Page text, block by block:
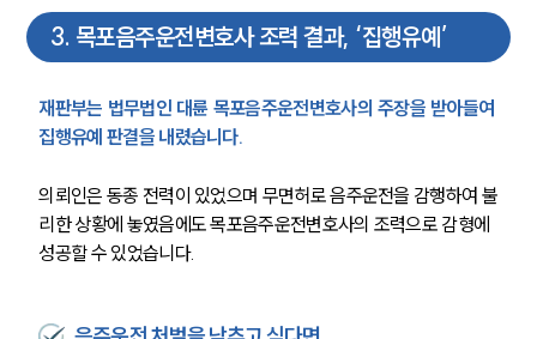
3. 목포음주운전변호사 조력 결과, ‘집행유예’
재판부는 법무법인 대륜 목포음주운전변호사의 주장을 받아들여
집행유예 판결을 내렸습니다.
의뢰인은 동종 전력이 있었으며 무면허로 음주운전을 감행하여 불
리한 상황에 놓였음에도 목포음주운전변호사의 조력으로 감형에
성공할 수 있었습니다.